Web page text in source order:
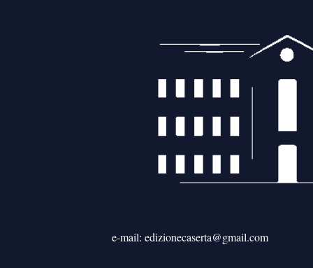
e-mail: edizionecaserta@gmail.com